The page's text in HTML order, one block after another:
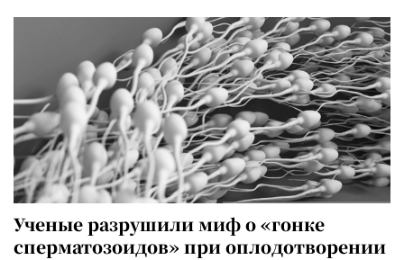
Ученые разрушили миф о «гонке
сперматозоидов» при оплодотворении